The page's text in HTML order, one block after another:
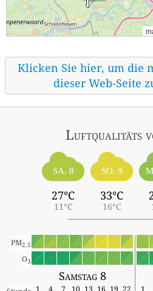
Klicken Sie hier, um die
dieser Web-Seite
Luftqualitäts
SA. 8
27°C
11°C
SO. 9
33°C
16°C
PM2.5
O3
Samstag 8